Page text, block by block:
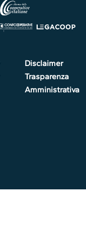
Disclaimer
Trasparenza
Amministrativa